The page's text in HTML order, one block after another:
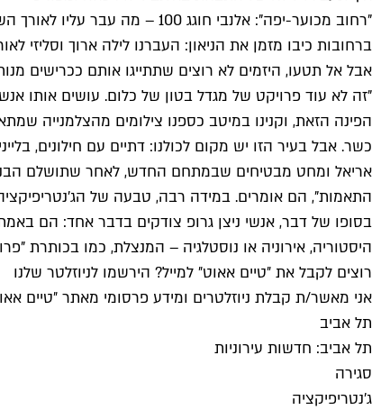
"רחוב מכוער-יפה": אלנבי חוגג 100 – מה עבר עליו לאורך השנים?
ברחובות כיבו מזמן את הניאון: העברנו לילה ארוך וסליזי
אבל אל תטעו, היזמים לא רוצים שתתייגו אותם
"זה לא עוד פרויקט של מגדל בטון של כלום. עושים אותו
הפינה הזאת, וקנינו במיטב כספנו צילומים מהצלמנייה
כשר. אבל בעיר הזו יש מקום לכולנו: דתיים עם חילונים,
אריאל ומחט מבטיחים שבמתחם החדש, לאחר שתושלם
התאמות", הם אומרים. במידה רבה, טבעה של
בסופו של דבר, אנשי ניצן גרופ צודקים בדבר אחד: הם
היסטוריה, אירוניה או נוסטלגיה – המנצלת, כמו בכותרת
רוצים לקבל את ״טיים אאוט״ למייל? הירשמו לניוזלטר שלנו
אני מאשר/ת קבלת ניוזלטרים ומידע פרסומי מאתר ״טיים
תל אביב
תל אביב: חדשות עירוניות
סגירה
ג'נטריפיקציה